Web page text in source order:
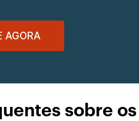
AGORA
sobre os